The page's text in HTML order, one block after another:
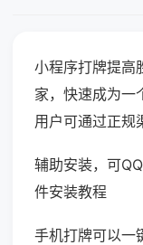
小程序打牌提高
家，快速成为一
用户可通过正规
辅助安装，可
件安装教程
手机打牌可以一